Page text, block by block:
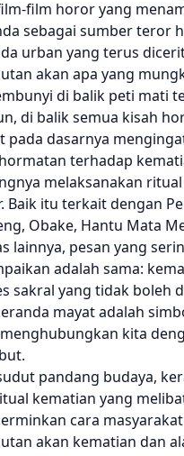
film horor yang
sebagai sumber teror
urban yang terus
akan apa yang
di balik peti mati
di balik semua kisah
pada dasarnya
terhadap
melaksanakan
Baik itu terkait dengan
Obake, Hantu Mata
lainnya, pesan yang
adalah sama:
sakral yang tidak boleh
mayat adalah
kita
pandang budaya,
kematian yang
cara
akan kematian dan